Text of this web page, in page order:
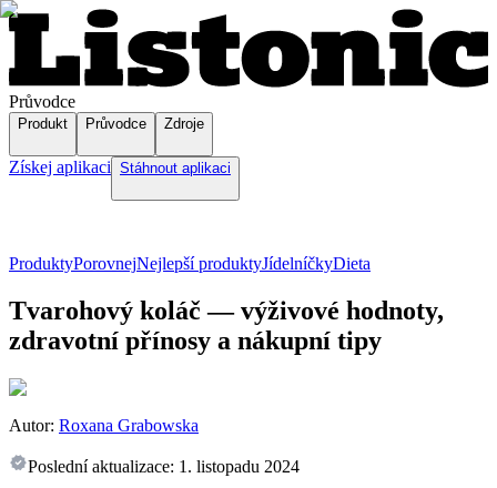
Průvodce
Produkt Průvodce Zdroje
Získej aplikaci Stáhnout aplikaci
ProduktyPorovnejNejlepší produktyJídelníčkyDieta
Tvarohový koláč — výživové hodnoty,
zdravotní přínosy a nákupní tipy
Autor: Roxana Grabowska
Poslední aktualizace: 1. listopadu 2024